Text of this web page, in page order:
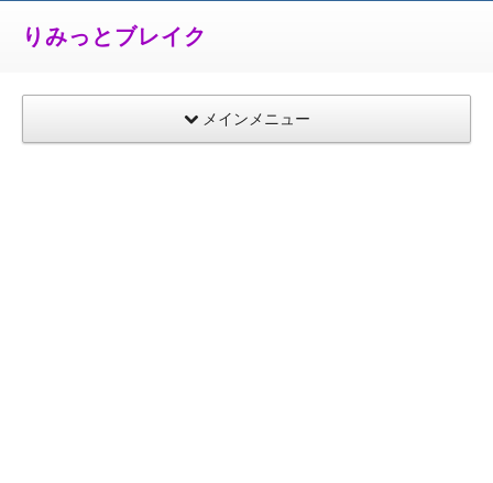
りみっとブレイク
メインメニュー